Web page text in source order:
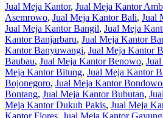
Jual Meja Kantor, Jual Meja Kantor
Asemrowo, Jual Meja Kantor Bali, Jual
Jual Meja Kantor Bangil, Jual Meja
Kantor Banjarbaru, Jual Meja Kantor
Kantor Banyuwangi, Jual Meja Kantor
Baubau, Jual Meja Kantor Benowo,
Meja Kantor Bitung, Jual Meja Kantor
Bojonegoro, Jual Meja Kantor
Bontang, Jual Meja Kantor Bubutan,
Meja Kantor Dukuh Pakis, Jual Meja
Kantor Flores, Jual Meja Kantor